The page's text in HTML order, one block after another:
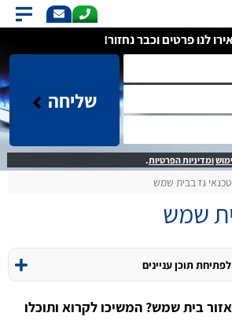
לנו פרטים וכבר נחזור!
שליחה
ומדיניות הפרטיות.
טכנאי גז בבית שמש
שמש
תוכן עניינים
בית שמש? המשיכו לקרוא ותוכלו